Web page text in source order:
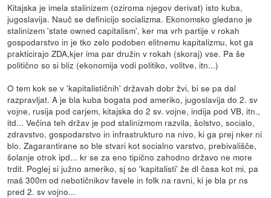
Kitajska je imela stalinizem (oziroma njegov derivat) isto kuba,
jugoslavija. Nauč se definicijo socializma. Ekonomsko gledano je
stalinizem 'state owned capitalism', ker ma vrh partije v rokah
gospodarstvo in je tko zelo podoben elitnemu kapitalizmu, kot ga
prakticirajo ZDA,kjer ima par družin v rokah (skoraj) vse. Pa še
politično so si bliz (ekonomija vodi politiko, volitve, itn...)
O tem kok se v 'kapitalističnih' državah dobr žvi, bi se pa dal
razpravljat. A je bla kuba bogata pod ameriko, jugoslavija do 2. sv
vojne, rusija pod carjem, kitajska do 2 sv. vojne, indija pod VB, itn.,
itd... Večina teh držav je pod stalinizmom razvila, šolstvo, socialo,
zdravstvo, gospodarstvo in infrastrukturo na nivo, ki ga prej nker ni
blo. Zagarantirane so ble stvari kot socialno varstvo, prebivališče,
šolanje otrok ipd... kr se za eno tipično zahodno državo ne more
trdit. Poglej si južno ameriko, sj so 'kapitalisti' že dl časa kot mi, pa
maš 300m od nebotičnikov favele in folk na ravni, ki je bla pr ns
pred 2. sv vojno...